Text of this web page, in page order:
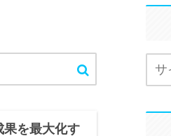
果を最大化す